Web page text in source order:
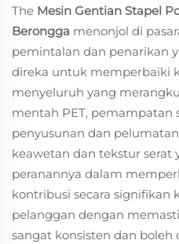
The Mesin Gentian Stapel
Berongga menonjol di
pemintalan dan penarikan
direka untuk memperbaiki
menyeluruh yang
mentah PET, pemampatan
penyusunan dan
keawetan dan tekstur serat
peranannya dalam
kontribusi secara signifikan
pelanggan dengan
sangat konsisten dan boleh